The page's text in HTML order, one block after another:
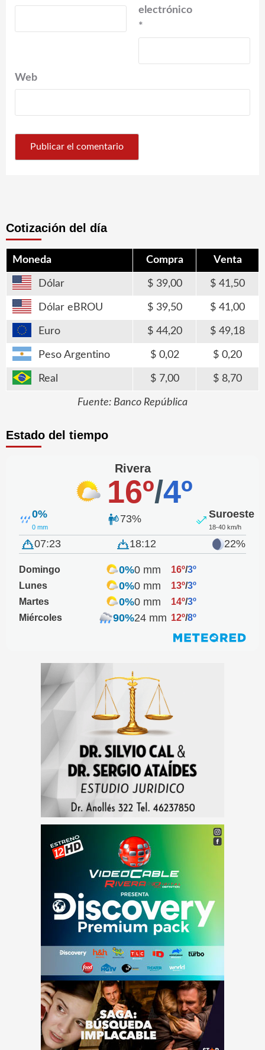
electrónico
*
Web
Cotización del día
Moneda Compra Venta
Dólar 39,00 41,50
Dólar eBROU 39,50 41,00
Euro 44,20 49,18
Peso Argentino 0,02 0,20
Real 7,00 8,70
Fuente: Banco República
Estado del tiempo
Rivera
16º/4º
0%
0 mm
73% Suroeste
18-40 km/h
07:23 18:12 22%
Domingo 0%0 mm 16º/3º
Lunes
0%0 mm 13º/3º
Martes
0%0 mm 14º/3º
Miércoles
90%24 mm 12º/8º